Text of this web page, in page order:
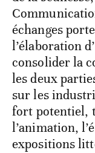
échanges
l’élaboration
consolider la
les deux
sur les
fort potentiel,
l’animation,
expositions